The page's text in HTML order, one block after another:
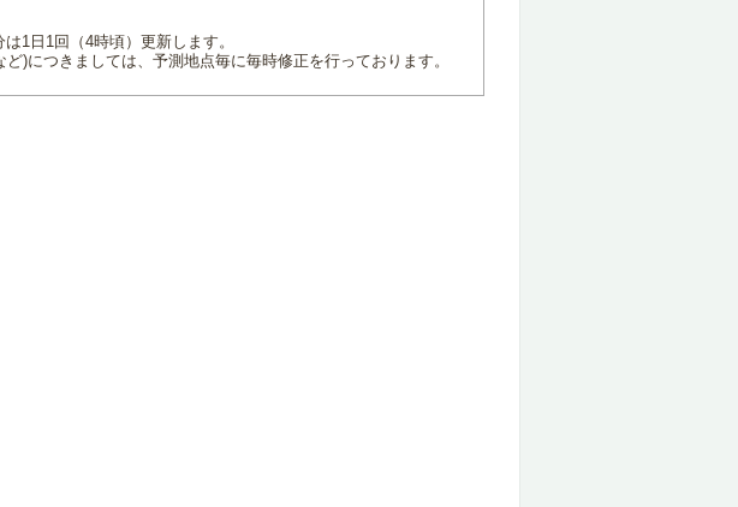
1日1回（4時頃）更新します。
)につきましては、予測地点毎に毎時修正を行っております。